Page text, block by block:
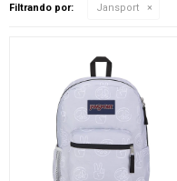
Filtrando por: Jansport